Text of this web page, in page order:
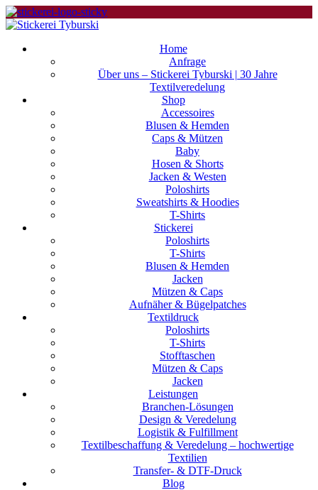
Home
Anfrage
Über uns – Stickerei Tyburski | 30 Jahre
Textilveredelung
Shop
Accessoires
Blusen & Hemden
Caps & Mützen
Baby
Hosen & Shorts
Jacken & Westen
Poloshirts
Sweatshirts & Hoodies
T-Shirts
Stickerei
Poloshirts
T-Shirts
Blusen & Hemden
Jacken
Mützen & Caps
Aufnäher & Bügelpatches
Textildruck
Poloshirts
T-Shirts
Stofftaschen
Mützen & Caps
Jacken
Leistungen
Branchen-Lösungen
Design & Veredelung
Logistik & Fulfillment
Textilbeschaffung & Veredelung – hochwertige
Textilien
Transfer- & DTF-Druck
Blog